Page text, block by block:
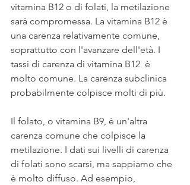
vitamina B12 o di folati, la metilazione
sarà compromessa. La vitamina B12 è
una carenza relativamente comune,
soprattutto con l'avanzare dell'età. I
tassi di carenza di vitamina B12  è
molto comune. La carenza subclinica
probabilmente colpisce molti di più.
Il folato, o vitamina B9, è un'altra
carenza comune che colpisce la
metilazione. I dati sui livelli di carenza
di folati sono scarsi, ma sappiamo che
è molto diffuso. Ad esempio,